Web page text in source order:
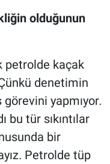
olduğunun
petrolde kaçak
denetimin
görevini yapmıyor.
bu tür sıkıntılar
bir
Petrolde tüp